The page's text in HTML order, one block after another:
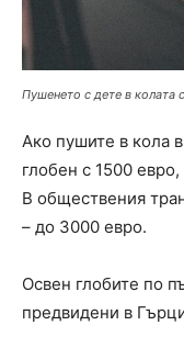
Пушенето с дете в колата
Ако пушите в кола
глобен с 1500
В обществения
– до 3000 евро.
Освен глобите по
предвидени в